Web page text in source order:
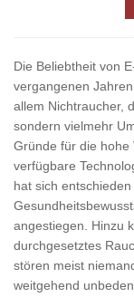
Die Beliebtheit von
vergangenen
allem Nichtraucher,
sondern vielmehr
Gründe für die hohe
verfügbare
hat sich
angestiegen. Hinzu
durchgesetztes
stören meist
weitgehend